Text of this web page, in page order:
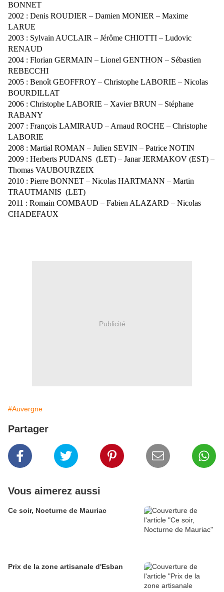
BONNET
2002 : Denis ROUDIER – Damien MONIER – Maxime
LARUE
2003 : Sylvain AUCLAIR – Jérôme CHIOTTI – Ludovic
RENAUD
2004 : Florian GERMAIN – Lionel GENTHON – Sébastien
REBECCHI
2005 : Benoît GEOFFROY – Christophe LABORIE – Nicolas
BOURDILLAT
2006 : Christophe LABORIE – Xavier BRUN – Stéphane
RABANY
2007 : François LAMIRAUD – Arnaud ROCHE – Christophe
LABORIE
2008 : Martial ROMAN – Julien SEVIN – Patrice NOTIN
2009 : Herberts PUDANS (LET) – Janar JERMAKOV (EST) –
Thomas VAUBOURZEIX
2010 : Pierre BONNET – Nicolas HARTMANN – Martin
TRAUTMANIS (LET)
2011 : Romain COMBAUD – Fabien ALAZARD – Nicolas
CHADEFAUX
Publicité
#Auvergne
Partager
Vous aimerez aussi
Ce soir, Nocturne de Mauriac
Prix de la zone artisanale d'Esban